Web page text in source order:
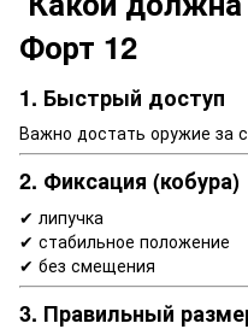
Форт 12
1. Быстрый доступ
Важно достать оружие за
2. Фиксация (кобура)
✔ липучка
✔ стабильное положение
✔ без смещения
3. Правильный